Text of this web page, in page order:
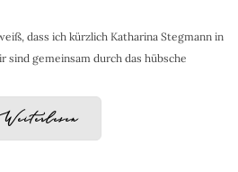
dass ich kürzlich Katharina Stegmann in
sind gemeinsam durch das hübsche